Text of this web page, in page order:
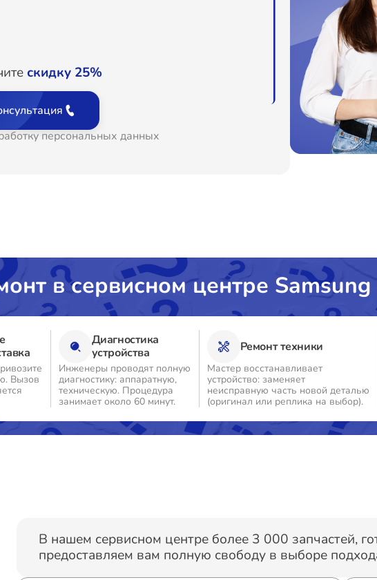
скидку 25%
персональных данных
в сервисном центре Samsung
Вызов
Диагностика
устройства
Инженеры проводят полную
диагностику: аппаратную,
техническую. Процедура
занимает около 60 минут.
Ремонт техники
Мастер восстанавливает
устройство: заменяет
неисправную часть новой деталью
(оригинал или реплика на выбор).
В нашем сервисном центре более 3 000 запчастей,
предоставляем вам полную свободу в выборе